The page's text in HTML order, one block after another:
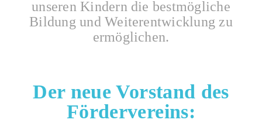
unseren Kindern die bestmögliche
Bildung und Weiterentwicklung zu
ermöglichen.
Der neue Vorstand des
Fördervereins: